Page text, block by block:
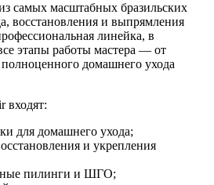
самых масштабных бразильских
восстановления и выпрямления
линейка, в
этапы работы мастера — от
домашнего ухода
входят:
для домашнего ухода;
и укрепления
пилинги и ШГО;